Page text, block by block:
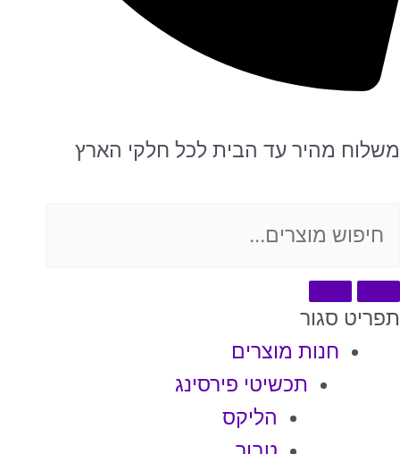
משלוח מהיר עד הבית לכל חלקי הארץ
תפריט סגור
חנות מוצרים
תכשיטי פירסינג
הליקס